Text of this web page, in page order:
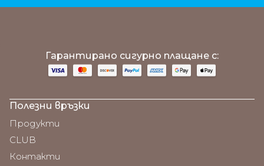
Гарантирано сигурно плащане с:
Полезни връзки
Продукти
CLUB
Контакти